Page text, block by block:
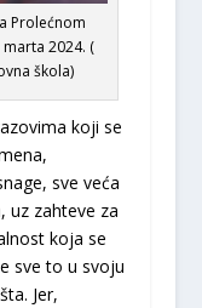
Prolećnom
2024. (
škola)
koji se
sve veća
uz zahteve za
koja se
sve to u svoju
Jer,